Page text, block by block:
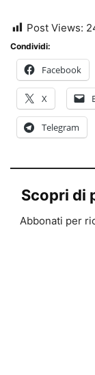
Post Views:
Condividi:
Facebook
X
Telegram
Scopri di
Abbonati per